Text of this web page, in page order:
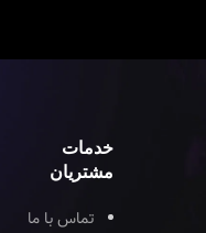
خدمات
مشتریان
تماس با ما